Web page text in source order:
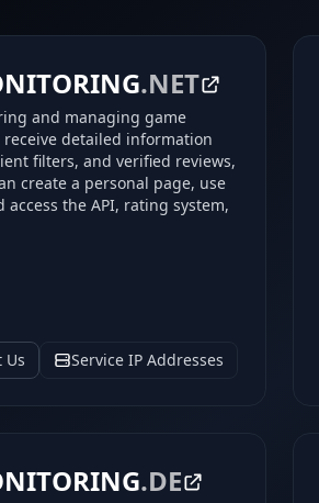
.NET
and managing game
detailed information
filters, and verified reviews,
create a personal page, use
the API, rating system,
Us Service IP Addresses
.DE